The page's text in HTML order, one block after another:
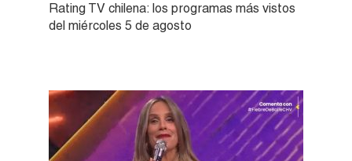
Rating TV chilena: los programas más vistos
del miércoles 5 de agosto